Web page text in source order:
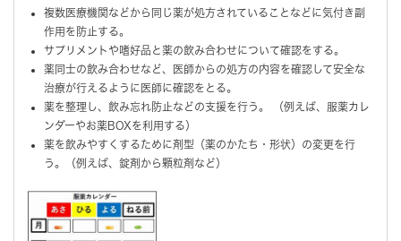
複数医療機関などから同じ薬が処方されていることなどに気付き副
作用を防止する。
サプリメントや嗜好品と薬の飲み合わせについて確認をする。
薬同士の飲み合わせなど、医師からの処方の内容を確認して安全な
治療が行えるように医師に確認をとる。
薬を整理し、飲み忘れ防止などの支援を行う。 （例えば、服薬カレ
ンダーやお薬BOXを利用する）
薬を飲みやすくするために剤型（薬のかたち・形状）の変更を行
う。（例えば、錠剤から顆粒剤など）